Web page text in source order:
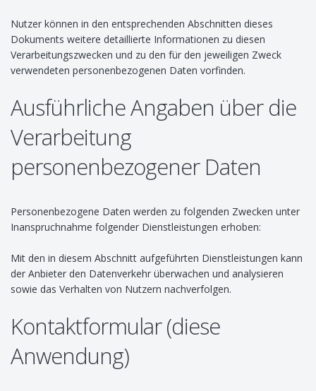
Nutzer können in den entsprechenden Abschnitten dieses
Dokuments weitere detaillierte Informationen zu diesen
Verarbeitungszwecken und zu den für den jeweiligen Zweck
verwendeten personenbezogenen Daten vorfinden.
Ausführliche Angaben über die
Verarbeitung
personenbezogener Daten
Personenbezogene Daten werden zu folgenden Zwecken unter
Inanspruchnahme folgender Dienstleistungen erhoben:
Mit den in diesem Abschnitt aufgeführten Dienstleistungen kann
der Anbieter den Datenverkehr überwachen und analysieren
sowie das Verhalten von Nutzern nachverfolgen.
Kontaktformular (diese
Anwendung)